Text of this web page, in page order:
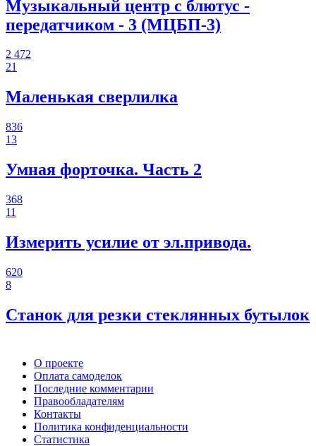
Музыкальный центр с блютус -
передатчиком - 3 (МЦБП-3)
2 472
21
Маленькая сверлилка
836
13
Умная форточка. Часть 2
368
11
Измерить усилие от эл.привода.
620
8
Станок для резки стеклянных бутылок
О проекте
Оплата самоделок
Последние комментарии
Правообладателям
Контакты
Политика конфиденциальности
Статистика